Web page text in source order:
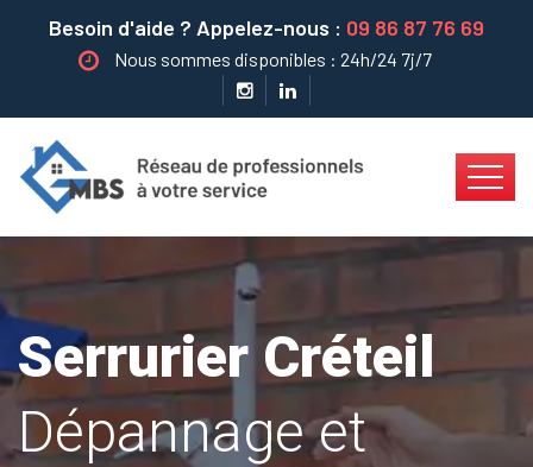
Besoin d'aide ? Appelez-nous : 09 86 87 76 69
Nous sommes disponibles : 24h/24 7j/7
Serrurier Créteil
Dépannage et